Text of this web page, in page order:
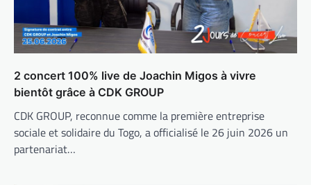
2 concert 100% live de Joachin Migos à vivre
bientôt grâce à CDK GROUP
CDK GROUP, reconnue comme la première entreprise
sociale et solidaire du Togo, a officialisé le 26 juin 2026 un
partenariat…